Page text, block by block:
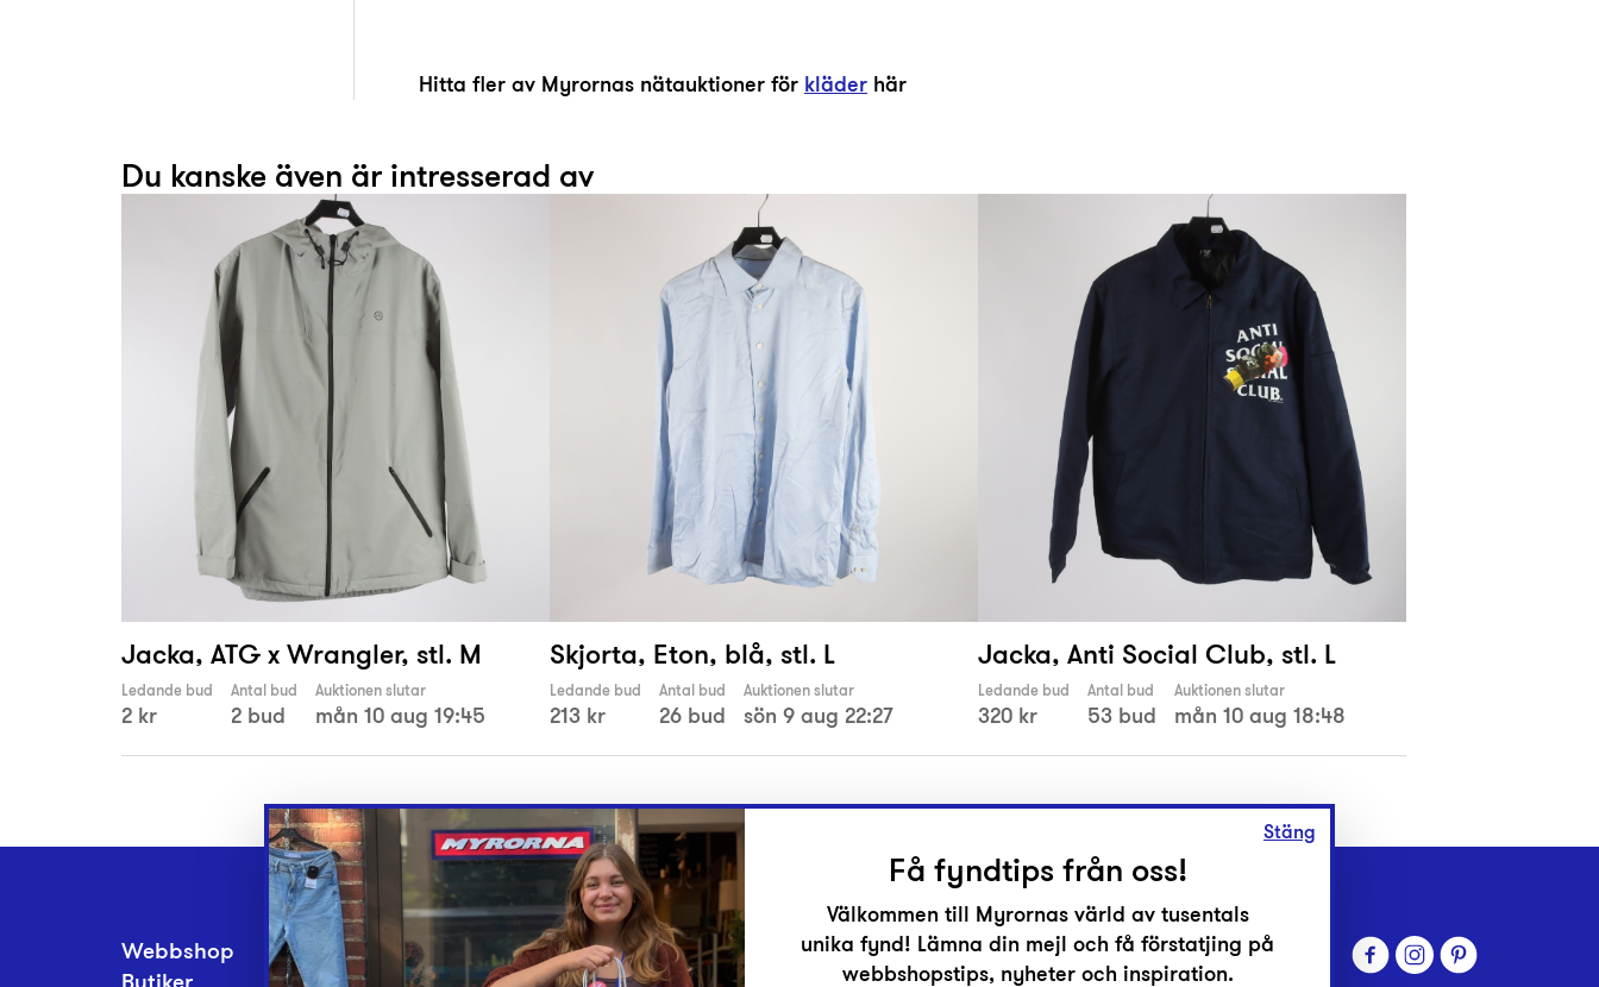
Hitta fler av Myrornas nätauktioner för kläder här
Du kanske även är intresserad av
Jacka, ATG x Wrangler, stl. M
Ledande bud
2 kr
Antal bud
2 bud
Auktionen slutar
mån 10 aug 19:45
Skjorta, Eton, blå, stl. L
Ledande bud
213 kr
Antal bud
26 bud
Auktionen slutar
sön 9 aug 22:27
Jacka, Anti Social Club, stl. L
Ledande bud
320 kr
Antal bud
53 bud
Auktionen slutar
mån 10 aug 18:48
Webbshop
Inlämningsplatser
Stäng
Få fyndtips från oss!
Välkommen till Myrornas värld av tusentals
unika fynd! Lämna din mejl och få förstatjing på
webbshopstips, nyheter och inspiration.